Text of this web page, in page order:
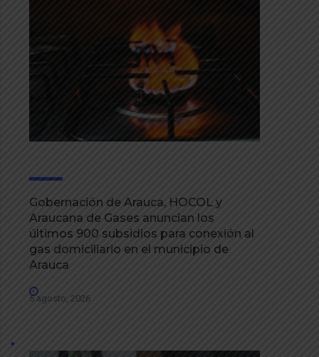
Gobernación de Arauca, HOCOL y
Araucana de Gases anuncian los
últimos 900 subsidios para conexión al
gas domiciliario en el municipio de
Arauca
5 agosto, 2026